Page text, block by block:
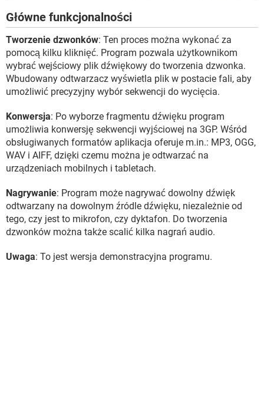
Główne funkcjonalności
Tworzenie dzwonków: Ten proces można wykonać za
pomocą kilku kliknięć. Program pozwala użytkownikom
wybrać wejściowy plik dźwiękowy do tworzenia dzwonka.
Wbudowany odtwarzacz wyświetla plik w postacie fali, aby
umożliwić precyzyjny wybór sekwencji do wycięcia.
Konwersja: Po wyborze fragmentu dźwięku program
umożliwia konwersję sekwencji wyjściowej na 3GP. Wśród
obsługiwanych formatów aplikacja oferuje m.in.: MP3, OGG,
WAV i AIFF, dzięki czemu można je odtwarzać na
urządzeniach mobilnych i tabletach.
Nagrywanie: Program może nagrywać dowolny dźwięk
odtwarzany na dowolnym źródle dźwięku, niezależnie od
tego, czy jest to mikrofon, czy dyktafon. Do tworzenia
dzwonków można także scalić kilka nagrań audio.
Uwaga: To jest wersja demonstracyjna programu.